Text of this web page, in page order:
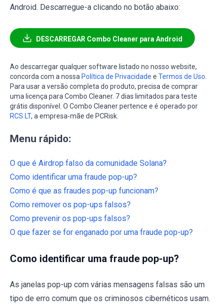
Android. Descarregue-a clicando no botão abaixo:
DESCARREGAR Combo Cleaner para Android
Ao descarregar qualquer software listado no nosso website,
concorda com a nossa Política de Privacidade e Termos de Uso.
Para usar a versão completa do produto, precisa de comprar
uma licença para Combo Cleaner. 7 dias limitados para teste
grátis disponível. O Combo Cleaner pertence e é operado por
RCS LT, a empresa-mãe de PCRisk.
Menu rápido:
O que é Airdrop falso da comunidade Solana?
Como identificar uma fraude pop-up?
Como é que as fraudes pop-up funcionam?
Como remover os pop-ups falsos?
Como prevenir os pop-ups falsos?
O que fazer se for enganado por uma fraude pop-up?
Como identificar uma fraude pop-up?
As janelas pop-up com várias mensagens falsas são um
tipo de erro comum que os criminosos cibernéticos usam.